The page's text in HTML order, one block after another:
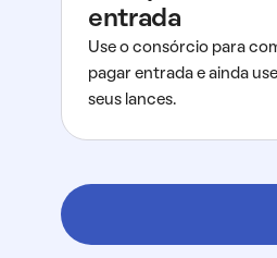
entrada
Use o consórcio para
pagar entrada e ainda
seus lances.